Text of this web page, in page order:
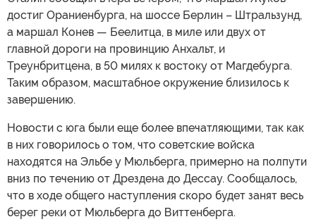
достиг Ораниенбурга, на шоссе Берлин – Штральзунд,
а маршал Конев — Беелитца, в миле или двух от
главной дороги на провинцию Анхальт, и
Треунбритцена, в 50 милях к востоку от Магдебурга.
Таким образом, масштабное окружение близилось к
завершению.
Новости с юга были еще более впечатляющими, так как
в них говорилось о том, что советские войска
находятся на Эльбе у Мюльберга, примерно на полпути
вниз по течению от Дрездена до Дессау. Сообщалось,
что в ходе общего наступления скоро будет занят весь
берег реки от Мюльберга до Виттенберга.